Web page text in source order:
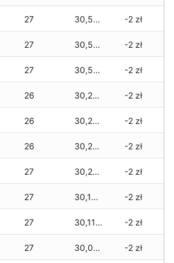
27 30,552 zł -2 zł
27 30,516 zł -2 zł
27 30,516 zł -2 zł
26 30,252 zł -2 zł
26 30,245 zł -2 zł
26 30,245 zł -2 zł
27 30,200 zł -2 zł
27 30,121 zł -2 zł
27 30,114 zł -2 zł
27 30,069 zł -2 zł